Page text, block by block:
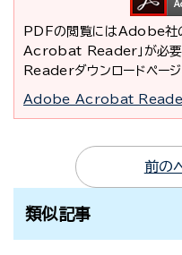
PDFの閲覧にはAdobe社
Acrobat Reader」が必
Readerダウンロードページ
Adobe Acrobat Reader
前の
類似記事